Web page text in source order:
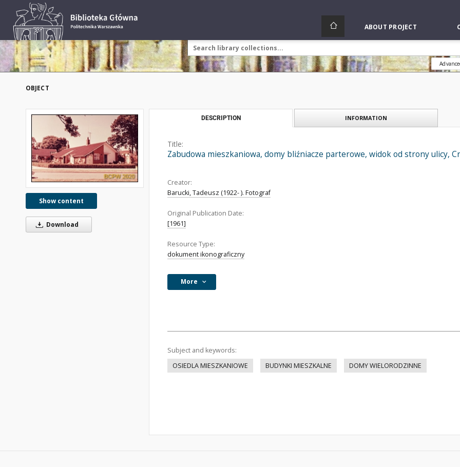
ABOUT PROJECT
OBJECT
Show content
Download
DESCRIPTION INFORMATION
Title:
Zabudowa mieszkaniowa, domy bliźniacze parterowe, widok od strony ulicy,
Creator:
Barucki, Tadeusz (1922- ). Fotograf
Original Publication Date:
[1961]
Resource Type:
dokument ikonograficzny
More
Subject and keywords:
OSIEDLA MIESZKANIOWE
BUDYNKI MIESZKALNE DOMY WIELORODZINNE